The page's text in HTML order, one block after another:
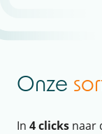
Onze
In 4 clicks naar